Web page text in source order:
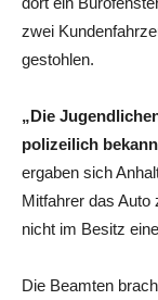
zwei
gestohlen.
„Die
polizeilich
ergaben sich
Mitfahrer das Auto
nicht im Besitz
Die Beamten